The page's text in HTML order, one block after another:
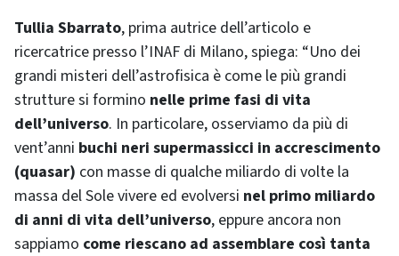
Tullia Sbarrato, prima autrice dell’articolo e
ricercatrice presso l’INAF di Milano, spiega: “Uno dei
grandi misteri dell’astrofisica è come le più grandi
strutture si formino nelle prime fasi di vita
dell’universo. In particolare, osserviamo da più di
vent’anni buchi neri supermassicci in accrescimento
(quasar) con masse di qualche miliardo di volte la
massa del Sole vivere ed evolversi nel primo miliardo
di anni di vita dell’universo, eppure ancora non
sappiamo come riescano ad assemblare così tanta